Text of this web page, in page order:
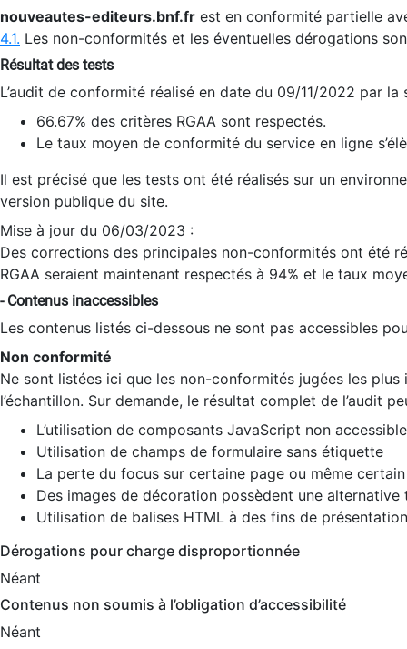
nouveautes-editeurs.bnf.fr est en conformité partielle
4.1. Les non-conformités et les éventuelles dérogations
Résultat des tests
L’audit de conformité réalisé en date du 09/11/2022 par
66.67% des critères RGAA sont respectés.
Le taux moyen de conformité du service en ligne
Il est précisé que les tests ont été réalisés sur un
version publique du site.
Mise à jour du 06/03/2023 :
Des corrections des principales non-conformités ont été
RGAA seraient maintenant respectés à 94% et le taux
- Contenus inaccessibles
Les contenus listés ci-dessous ne sont pas accessibles
Non conformité
Ne sont listées ici que les non-conformités jugées les
l’échantillon. Sur demande, le résultat complet de l’audit
L’utilisation de composants JavaScript non
Utilisation de champs de formulaire sans étiquette
La perte du focus sur certaine page ou même
Des images de décoration possèdent une alternative
Utilisation de balises HTML à des fins de
Dérogations pour charge disproportionnée
Néant
Contenus non soumis à l’obligation d’accessibilité
Néant